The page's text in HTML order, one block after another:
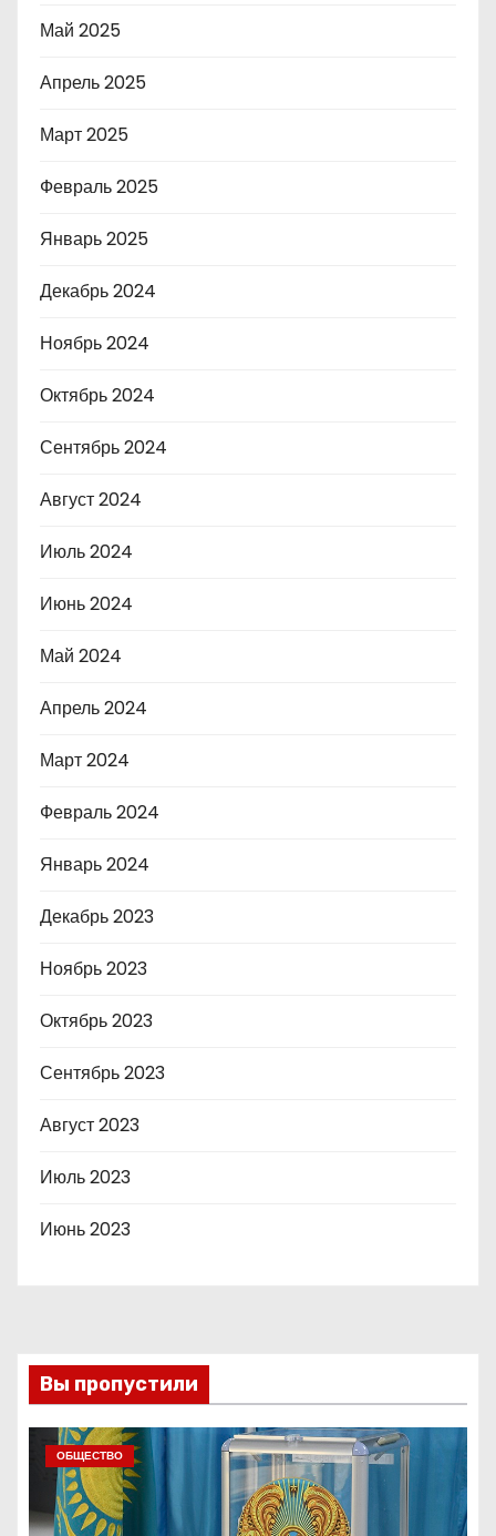
Май 2025
Апрель 2025
Март 2025
Февраль 2025
Январь 2025
Декабрь 2024
Ноябрь 2024
Октябрь 2024
Сентябрь 2024
Август 2024
Июль 2024
Июнь 2024
Май 2024
Апрель 2024
Март 2024
Февраль 2024
Январь 2024
Декабрь 2023
Ноябрь 2023
Октябрь 2023
Сентябрь 2023
Август 2023
Июль 2023
Июнь 2023
Вы пропустили
ОБЩЕСТВО